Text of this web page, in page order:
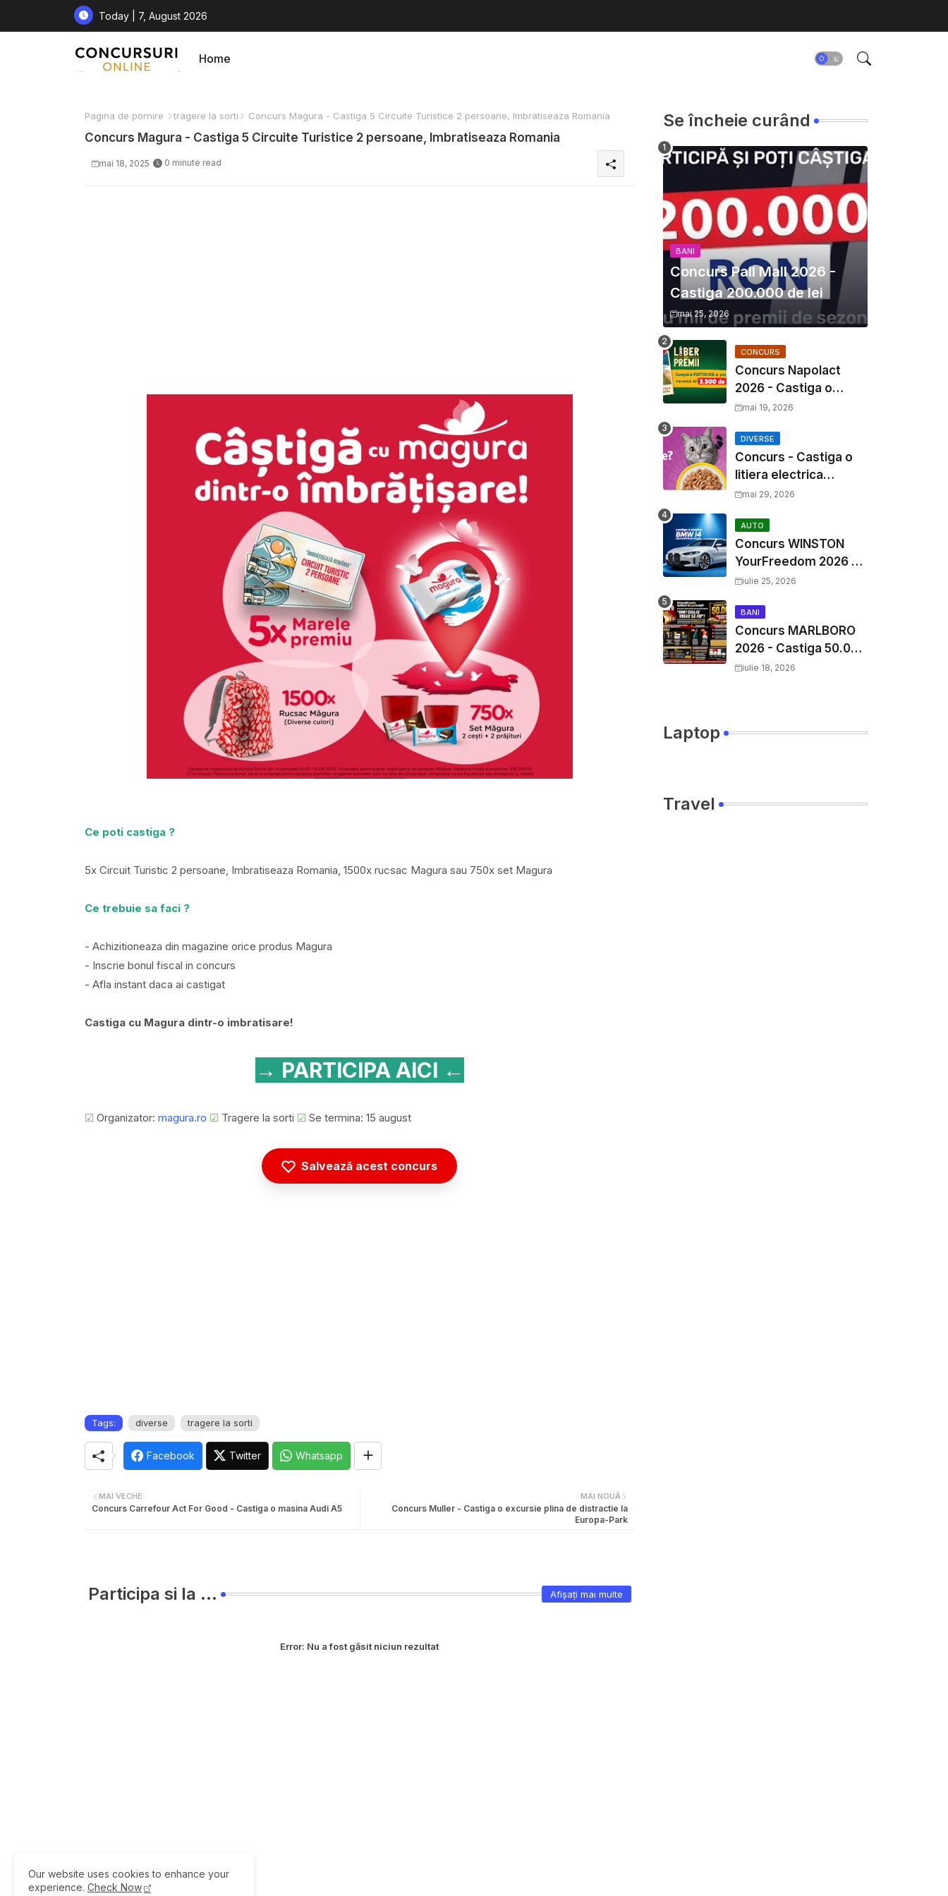
Today | 7, August 2026
Home
Pagina de pornire tragere la sorti Concurs Magura - Castiga 5 Circuite Turistice 2 persoane, Imbratiseaza Romania
Concurs Magura - Castiga 5 Circuite Turistice 2 persoane, Imbratiseaza Romania
mai 18, 2025 0 minute read
Ce poti castiga ?
5x Circuit Turistic 2 persoane, Imbratiseaza Romania, 1500x rucsac Magura sau 750x set Magura
Ce trebuie sa faci ?
- Achizitioneaza din magazine orice produs Magura
- Inscrie bonul fiscal in concurs
- Afla instant daca ai castigat
Castiga cu Magura dintr-o imbratisare!
→ PARTICIPA AICI ←
☑ Organizator: magura.ro ☑ Tragere la sorti ☑ Se termina: 15 august
Salvează acest concurs
Tags: diverse tragere la sorti
Facebook Twitter Whatsapp
MAI NOUĂ
Concurs Muller - Castiga o excursie plina de distractie la
Europa-Park
MAI VECHE
Concurs Carrefour Act For Good - Castiga o masina Audi A5
Participa si la ... Afișați mai multe
Error: Nu a fost găsit niciun rezultat
Se încheie curând
BANI
Concurs Pall Mall 2026 -
Castiga 200.000 de lei
mai 25, 2026
CONCURS
Concurs Napolact
2026 - Castiga o
Vacanta de Familie de
mai 19, 2026
DIVERSE
Concurs - Castiga o
litiera electrica
Whiskas
mai 29, 2026
AUTO
Concurs WINSTON
YourFreedom 2026 -
Castiga o masina
premii cash
iulie 25, 2026
BANI
Concurs MARLBORO
2026 - Castiga 50.000
EURO pe
iulie 18, 2026
Laptop
Travel
Our website uses cookies to enhance your
experience. Check Now